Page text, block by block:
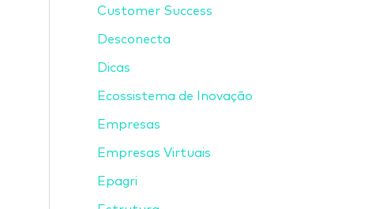
Customer Success
Desconecta
Dicas
Ecossistema de Inovação
Empresas
Empresas Virtuais
Epagri